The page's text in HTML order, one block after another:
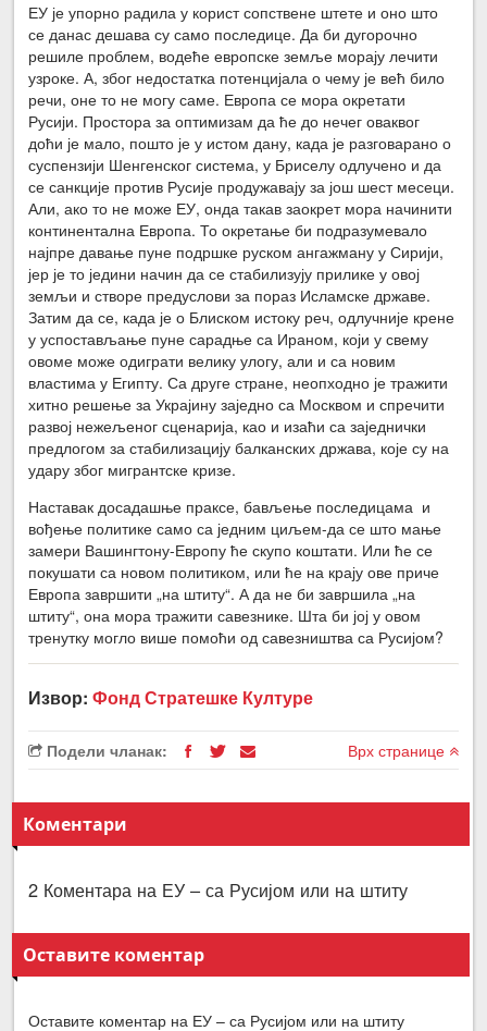
ЕУ је упорно радила у корист сопствене штете и оно што
се данас дешава су само последице. Да би дугорочно
решиле проблем, водеће европске земље морају лечити
узроке. А, због недостатка потенцијала о чему је већ било
речи, оне то не могу саме. Европа се мора окретати
Русији. Простора за оптимизам да ће до нечег оваквог
доћи је мало, пошто је у истом дану, када је разговарано о
суспензији Шенгенског система, у Бриселу одлучено и да
се санкције против Русије продужавају за још шест месеци.
Али, ако то не може ЕУ, онда такав заокрет мора начинити
континентална Европа. То окретање би подразумевало
најпре давање пуне подршке руском ангажману у Сирији,
јер је то једини начин да се стабилизују прилике у овој
земљи и створе предуслови за пораз Исламске државе.
Затим да се, када је о Блиском истоку реч, одлучније крене
у успостављање пуне сарадње са Ираном, који у свему
овоме може одиграти велику улогу, али и са новим
властима у Египту. Са друге стране, неопходно је тражити
хитно решење за Украјину заједно са Москвом и спречити
развој нежељеног сценарија, као и изаћи са заједнички
предлогом за стабилизацију балканских држава, које су на
удару због мигрантске кризе.
Наставак досадашње праксе, бављење последицама и
вођење политике само са једним циљем-да се што мање
замери Вашингтону-Европу ће скупо коштати. Или ће се
покушати са новом политиком, или ће на крају ове приче
Европа завршити „на штиту“. А да не би завршила „на
штиту“, она мора тражити савезнике. Шта би јој у овом
тренутку могло више помоћи од савезништва са Русијом?
Извор:Фонд Стратешке Културе
Подели чланак: Врх странице
Коментари
2 Коментара на ЕУ – са Русијом или на штиту
Оставите коментар
Оставите коментар на ЕУ – са Русијом или на штиту